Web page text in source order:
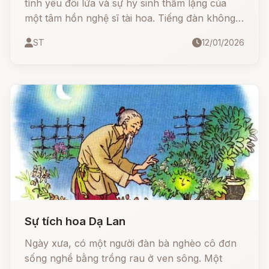
tình yêu đôi lứa và sự hy sinh thầm lặng của
một tâm hồn nghệ sĩ tài hoa. Tiếng đàn không
người thầy dành cho những học trò ưu tú và
ST 12/01/2026
Sự tích hoa Dạ Lan
Ngày xưa, có một người đàn bà nghèo cô đơn
sống nghề bằng trồng rau ở ven sông. Một